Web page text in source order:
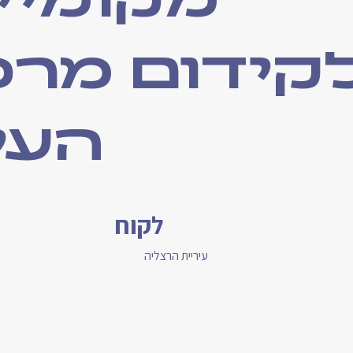
לקוח
עיריית הרצליה